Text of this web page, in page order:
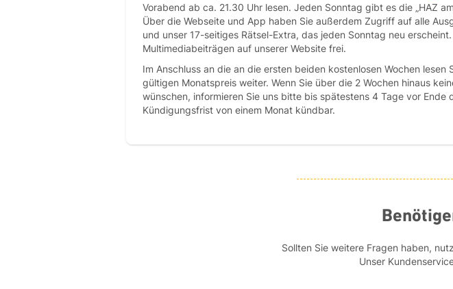
Vorabend ab ca. 21.30 Uhr lesen. Jeden Sonntag gibt es die „HAZ
Über die Webseite und App haben Sie außerdem Zugriff auf alle
und unser 17-seitiges Rätsel-Extra, das jeden Sonntag neu
Multimediabeiträgen auf unserer Website frei.
Im Anschluss an die an die ersten beiden kostenlosen Wochen
gültigen Monatspreis weiter. Wenn Sie über die 2 Wochen hinaus
wünschen, informieren Sie uns bitte bis spätestens 4 Tage vor
Kündigungsfrist von einem Monat kündbar.
Sollten Sie weitere Fragen haben,
Unser